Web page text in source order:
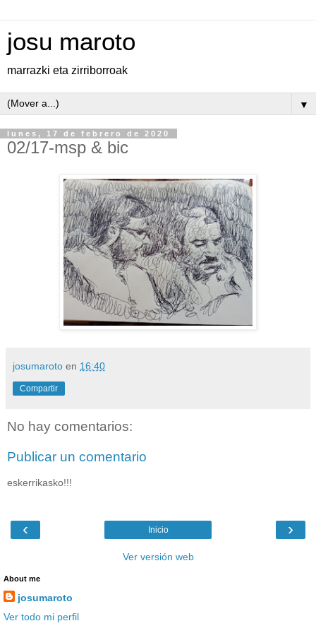
josu maroto
marrazki eta zirriborroak
▼
lunes, 17 de febrero de 2020
02/17-msp & bic
josumaroto en 16:40
Compartir
No hay comentarios:
Publicar un comentario
eskerrikasko!!!
‹ ›
Inicio
Ver versión web
About me
josumaroto
Ver todo mi perfil